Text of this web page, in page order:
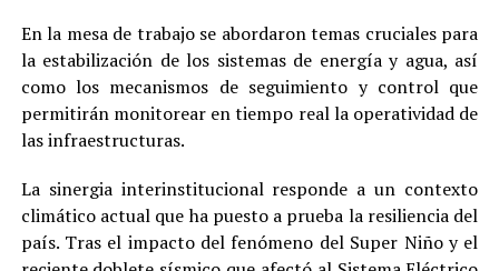
En la mesa de trabajo se abordaron temas cruciales para
la estabilización de los sistemas de energía y agua, así
como los mecanismos de seguimiento y control que
permitirán monitorear en tiempo real la operatividad de
las infraestructuras.
La sinergia interinstitucional responde a un contexto
climático actual que ha puesto a prueba la resiliencia del
país. Tras el impacto del fenómeno del Super Niño y el